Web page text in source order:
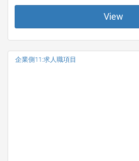
View
企業側11:求人職項目